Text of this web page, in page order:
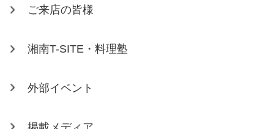
ご来店の皆様
湘南T-SITE・料理塾
外部イベント